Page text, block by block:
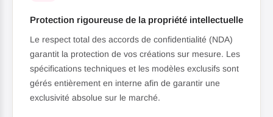
Protection rigoureuse de la propriété intellectuelle
Le respect total des accords de confidentialité (NDA)
garantit la protection de vos créations sur mesure. Les
spécifications techniques et les modèles exclusifs sont
gérés entièrement en interne afin de garantir une
exclusivité absolue sur le marché.